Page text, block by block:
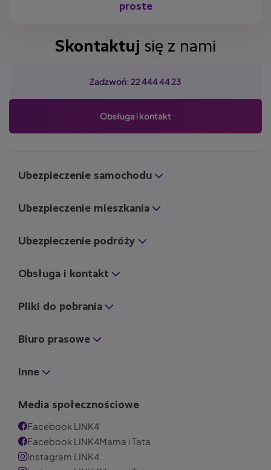
proste
Skontaktuj się z nami
Zadzwoń: 22 444 44 23
Obsługa i kontakt
Ubezpieczenie samochodu
Ubezpieczenie mieszkania
Ubezpieczenie podróży
Obsługa i kontakt
Pliki do pobrania
Biuro prasowe
Inne
Media społecznościowe
Facebook LINK4
Facebook LINK4Mama i Tata
Instagram LINK4